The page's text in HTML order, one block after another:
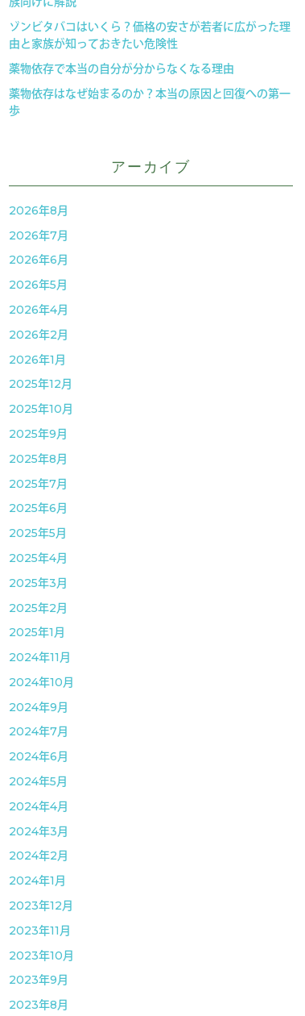
ゾンビタバコはいくら？価格の安さが若者に広がった理
由と家族が知っておきたい危険性
薬物依存で本当の自分が分からなくなる理由
薬物依存はなぜ始まるのか？本当の原因と回復への第一
歩
アーカイブ
2026年8月
2026年7月
2026年6月
2026年5月
2026年4月
2026年2月
2026年1月
2025年12月
2025年10月
2025年9月
2025年8月
2025年7月
2025年6月
2025年5月
2025年4月
2025年3月
2025年2月
2025年1月
2024年11月
2024年10月
2024年9月
2024年7月
2024年6月
2024年5月
2024年4月
2024年3月
2024年2月
2024年1月
2023年12月
2023年11月
2023年10月
2023年9月
2023年8月